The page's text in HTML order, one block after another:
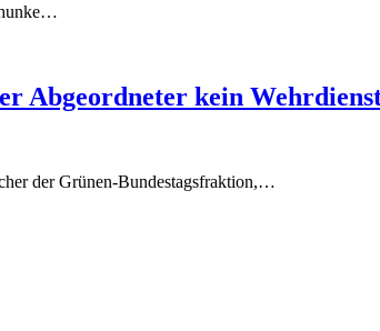
Abgeordneter kein
der Grünen-Bundestagsfraktion,…